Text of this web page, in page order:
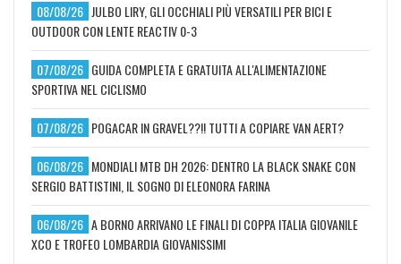
08/08/26 JULBO LIRY, GLI OCCHIALI PIÙ VERSATILI PER BICI E
OUTDOOR CON LENTE REACTIV 0-3
07/08/26 GUIDA COMPLETA E GRATUITA ALL'ALIMENTAZIONE
SPORTIVA NEL CICLISMO
07/08/26 POGACAR IN GRAVEL??!! TUTTI A COPIARE VAN AERT?
06/08/26 MONDIALI MTB DH 2026: DENTRO LA BLACK SNAKE CON
SERGIO BATTISTINI, IL SOGNO DI ELEONORA FARINA
06/08/26 A BORNO ARRIVANO LE FINALI DI COPPA ITALIA GIOVANILE
XCO E TROFEO LOMBARDIA GIOVANISSIMI